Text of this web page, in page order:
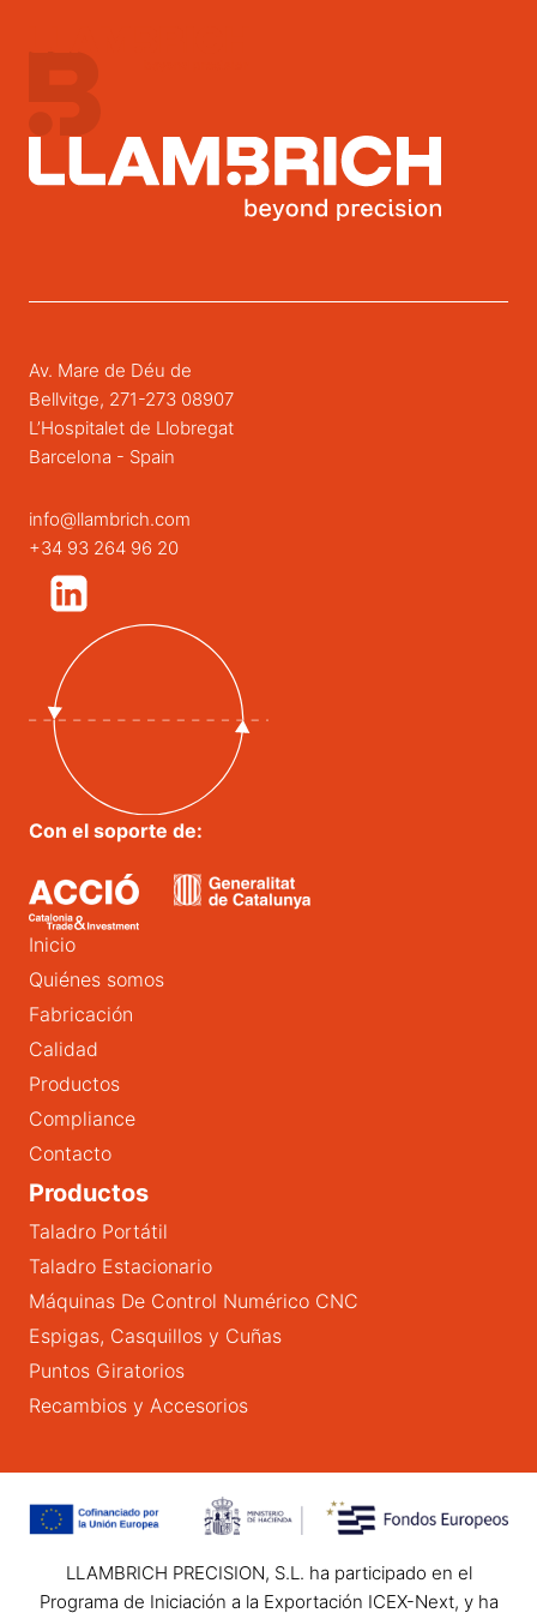
Av. Mare de Déu de
Bellvitge, 271-273 08907
L’Hospitalet de Llobregat
Barcelona - Spain
info@llambrich.com
+34 93 264 96 20
Con el soporte de:
Inicio
Quiénes somos
Fabricación
Calidad
Productos
Compliance
Contacto
Productos
Taladro Portátil
Taladro Estacionario
Máquinas De Control Numérico CNC
Espigas, Casquillos y Cuñas
Puntos Giratorios
Recambios y Accesorios
LLAMBRICH PRECISION, S.L. ha participado en el
Programa de Iniciación a la Exportación ICEX-Next, y ha